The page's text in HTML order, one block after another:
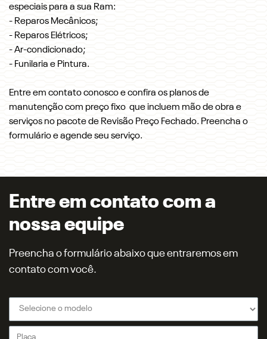
especiais para a sua Ram:
- Reparos Mecânicos;
- Reparos Elétricos;
- Ar-condicionado;
- Funilaria e Pintura.
Entre em contato conosco e confira os planos de
manutenção com preço fixo que incluem mão de obra e
serviços no pacote de Revisão Preço Fechado. Preencha o
formulário e agende seu serviço.
Entre em contato com a
nossa equipe
Preencha o formulário abaixo que entraremos em
contato com você.